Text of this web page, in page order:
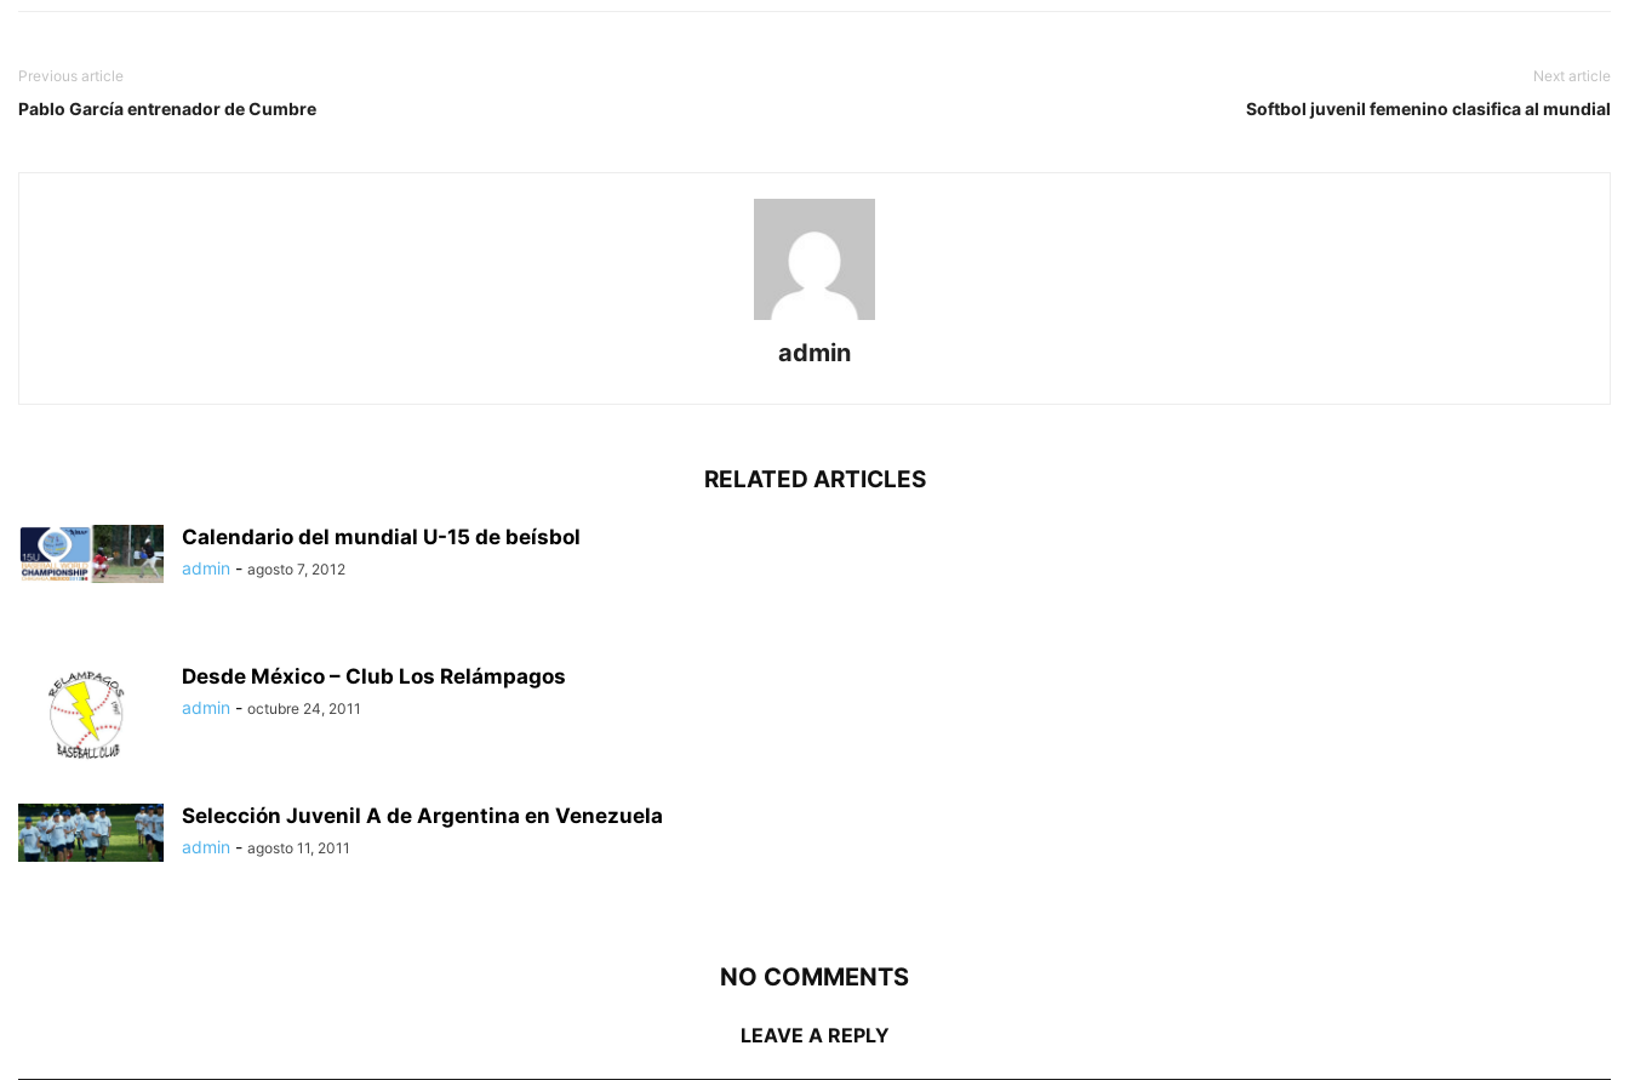
Previous article
Pablo García entrenador de Cumbre
Next article
Softbol juvenil femenino clasifica al mundial
admin
RELATED ARTICLES
Calendario del mundial U-15 de beísbol
admin - agosto 7, 2012
Desde México – Club Los Relámpagos
admin - octubre 24, 2011
Selección Juvenil A de Argentina en Venezuela
admin - agosto 11, 2011
NO COMMENTS
LEAVE A REPLY